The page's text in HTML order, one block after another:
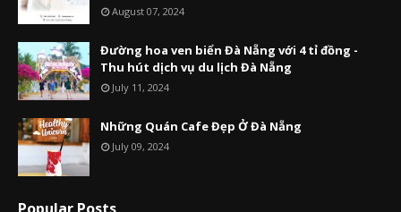
August 07, 2024
Đường hoa ven biển Đà Nẵng với 4 tỉ đồng -
Thu hút dịch vụ du lịch Đà Nẵng
July 11, 2024
Những Quán Cafe Đẹp Ở Đà Nẵng
July 09, 2024